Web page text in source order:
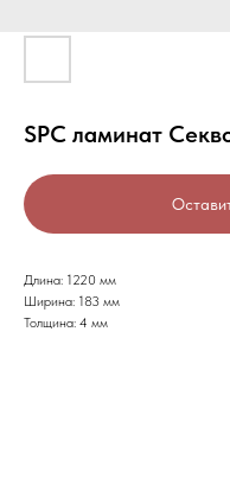
SPC ламинат
Длина: 1220 мм
Ширина: 183 мм
Толщина: 4 мм